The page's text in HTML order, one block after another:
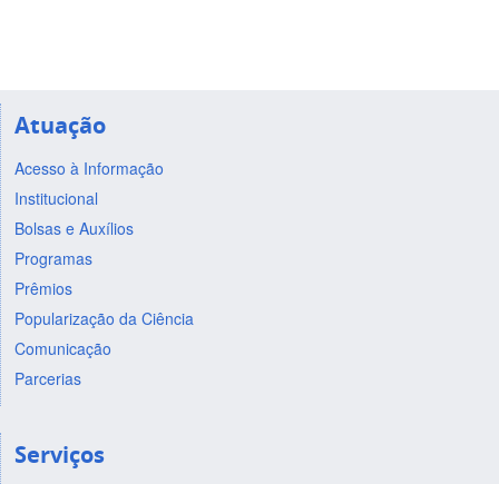
Atuação
Acesso à Informação
Institucional
Bolsas e Auxílios
Programas
Prêmios
Popularização da Ciência
Comunicação
Parcerias
Serviços